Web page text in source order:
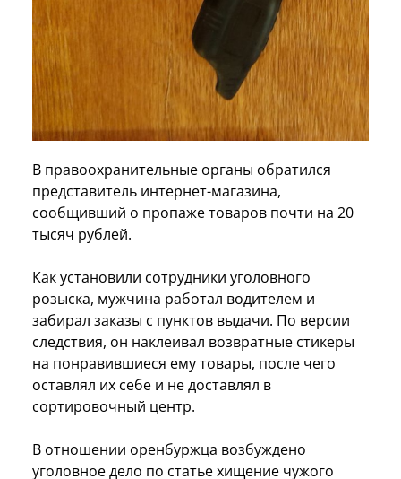
В правоохранительные органы обратился
представитель интернет-магазина,
сообщивший о пропаже товаров почти на 20
тысяч рублей.
Как установили сотрудники уголовного
розыска, мужчина работал водителем и
забирал заказы с пунктов выдачи. По версии
следствия, он наклеивал возвратные стикеры
на понравившиеся ему товары, после чего
оставлял их себе и не доставлял в
сортировочный центр.
В отношении оренбуржца возбуждено
уголовное дело по статье хищение чужого